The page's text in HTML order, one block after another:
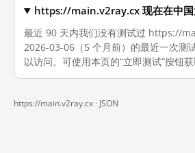
https://main.v2ray.cx 现在在中国
最近 90 天内我们没有测试过 https://
2026-03-06（5 个月前）的最近一次测
以访问。可使用本页的“立即测试”按钮获
https://main.v2ray.cx · JSON